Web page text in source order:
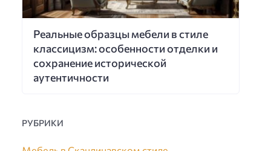
Реальные образцы мебели в стиле
классицизм: особенности отделки и
сохранение исторической
аутентичности
РУБРИКИ